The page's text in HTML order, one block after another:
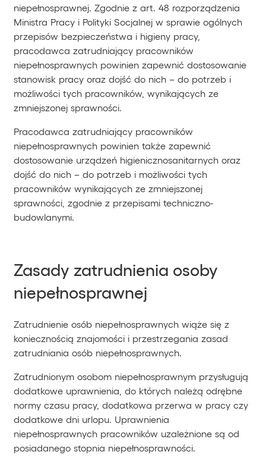
niepełnosprawnej. Zgodnie z art. 48 rozporządzenia
Ministra Pracy i Polityki Socjalnej w sprawie ogólnych
przepisów bezpieczeństwa i higieny pracy,
pracodawca zatrudniający pracowników
niepełnosprawnych powinien zapewnić dostosowanie
stanowisk pracy oraz dojść do nich – do potrzeb i
możliwości tych pracowników, wynikających ze
zmniejszonej sprawności.
Pracodawca zatrudniający pracowników
niepełnosprawnych powinien także zapewnić
dostosowanie urządzeń higienicznosanitarnych oraz
dojść do nich – do potrzeb i możliwości tych
pracowników wynikających ze zmniejszonej
sprawności, zgodnie z przepisami techniczno-
budowlanymi.
Zasady zatrudnienia osoby
niepełnosprawnej
Zatrudnienie osób niepełnosprawnych wiąże się z
koniecznością znajomości i przestrzegania zasad
zatrudniania osób niepełnosprawnych.
Zatrudnionym osobom niepełnosprawnym przysługują
dodatkowe uprawnienia, do których należą odrębne
normy czasu pracy, dodatkowa przerwa w pracy czy
dodatkowe dni urlopu. Uprawnienia
niepełnosprawnych pracowników uzależnione są od
posiadanego stopnia niepełnosprawności.